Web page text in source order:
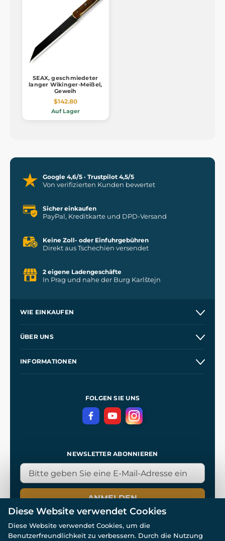
SEAX, geschmiedeter
langer Wikinger-Meißel,
Geweih
$142.80
Auf Lager
Google 4,6/5 · Trustpilot 4,5/5
Von verifizierten Kunden bewertet
Sicher einkaufen
PayPal, Kreditkarte und DPD-Versand
Keine Zoll- oder Einfuhrgebühren
Direkt aus Tschechien versendet
2 eigene Ladengeschäfte
In Prag und nahe der Burg Karlštejn
WIE EINKAUFEN
Kontakt
ÜBER UNS
INFORMATIONEN
DatenschutzerklärungFOLGEN SIE UNS
NEWSLETTER ABONNIEREN
ANMELDEN
Diese Website verwendet Cookies
Diese Website verwendet Cookies, um die
Benutzerfreundlichkeit zu verbessern. Durch die Nutzung